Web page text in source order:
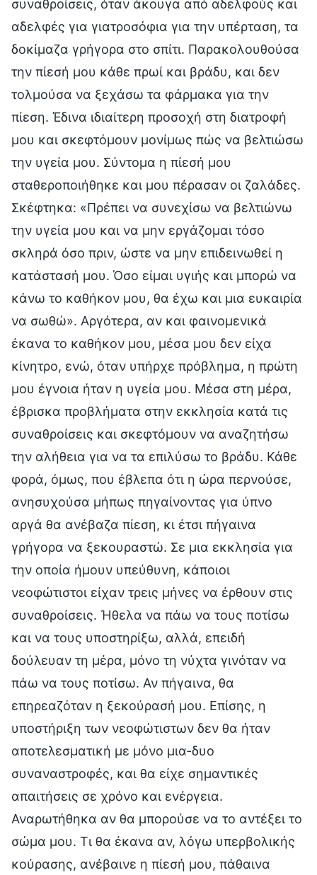
συναθροίσεις, όταν άκουγα από αδελφούς και
αδελφές για γιατροσόφια για την υπέρταση, τα
δοκίμαζα γρήγορα στο σπίτι. Παρακολουθούσα
την πίεσή μου κάθε πρωί και βράδυ, και δεν
τολμούσα να ξεχάσω τα φάρμακα για την
πίεση. Έδινα ιδιαίτερη προσοχή στη διατροφή
μου και σκεφτόμουν μονίμως πώς να βελτιώσω
την υγεία μου. Σύντομα η πίεσή μου
σταθεροποιήθηκε και μου πέρασαν οι ζαλάδες.
Σκέφτηκα: «Πρέπει να συνεχίσω να βελτιώνω
την υγεία μου και να μην εργάζομαι τόσο
σκληρά όσο πριν, ώστε να μην επιδεινωθεί η
κατάστασή μου. Όσο είμαι υγιής και μπορώ να
κάνω το καθήκον μου, θα έχω και μια ευκαιρία
να σωθώ». Αργότερα, αν και φαινομενικά
έκανα το καθήκον μου, μέσα μου δεν είχα
κίνητρο, ενώ, όταν υπήρχε πρόβλημα, η πρώτη
μου έγνοια ήταν η υγεία μου. Μέσα στη μέρα,
έβρισκα προβλήματα στην εκκλησία κατά τις
συναθροίσεις και σκεφτόμουν να αναζητήσω
την αλήθεια για να τα επιλύσω το βράδυ. Κάθε
φορά, όμως, που έβλεπα ότι η ώρα περνούσε,
ανησυχούσα μήπως πηγαίνοντας για ύπνο
αργά θα ανέβαζα πίεση, κι έτσι πήγαινα
γρήγορα να ξεκουραστώ. Σε μια εκκλησία για
την οποία ήμουν υπεύθυνη, κάποιοι
νεοφώτιστοι είχαν τρεις μήνες να έρθουν στις
συναθροίσεις. Ήθελα να πάω να τους ποτίσω
και να τους υποστηρίξω, αλλά, επειδή
δούλευαν τη μέρα, μόνο τη νύχτα γινόταν να
πάω να τους ποτίσω. Αν πήγαινα, θα
επηρεαζόταν η ξεκούρασή μου. Επίσης, η
υποστήριξη των νεοφώτιστων δεν θα ήταν
αποτελεσματική με μόνο μια-δυο
συναναστροφές, και θα είχε σημαντικές
απαιτήσεις σε χρόνο και ενέργεια.
Αναρωτήθηκα αν θα μπορούσε να το αντέξει το
σώμα μου. Τι θα έκανα αν, λόγω υπερβολικής
κούρασης, ανέβαινε η πίεσή μου, πάθαινα